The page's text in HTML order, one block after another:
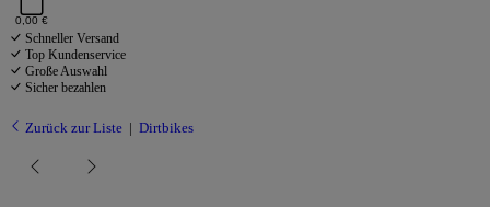
0,00 €
Schneller Versand
Top Kundenservice
Große Auswahl
Sicher bezahlen
Zurück zur Liste Dirtbikes